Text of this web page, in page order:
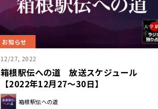
お知らせ
12/27, 2022
箱根駅伝への道 放送スケジュール
【2022年12月27～30日】
箱根駅伝への道